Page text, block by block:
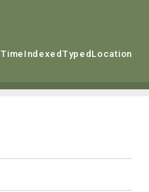
TimeIndexedTypedLocation